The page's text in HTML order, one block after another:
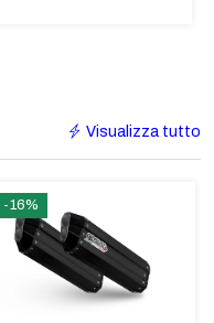
Visualizza tutto
-16%